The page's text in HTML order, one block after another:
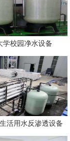
学校园净水设备
活用水反渗透设备